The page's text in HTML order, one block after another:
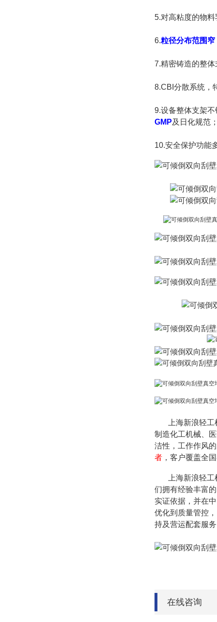
5.对高粘度的物
6.粒径分布范围窄
7.精密铸造的整
8.CBI分散系统，
9.设备整体支架
GMP及日化规范
10.安全保护功能
上海新浪轻工机
制造化工机械、
洁性，工作作风
者 ，客户覆盖全
上海新浪轻工机
们拥有经验丰富
实证依据，并在
优化到质量管控，
持及营运配套服
在线咨询